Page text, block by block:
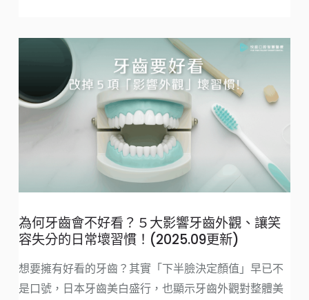
為何牙齒會不好看？５大影響牙齒外觀、讓笑
容失分的日常壞習慣！(2025.09更新)
想要擁有好看的牙齒？其實「下半臉決定顏值」早已不
是口號，日本牙齒美白盛行，也顯示牙齒外觀對整體美